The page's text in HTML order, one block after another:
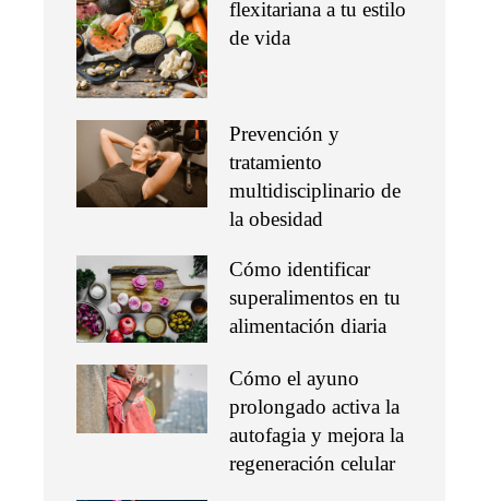
flexitariana a tu estilo
de vida
Prevención y
tratamiento
multidisciplinario de
la obesidad
Cómo identificar
superalimentos en tu
alimentación diaria
Cómo el ayuno
prolongado activa la
autofagia y mejora la
regeneración celular